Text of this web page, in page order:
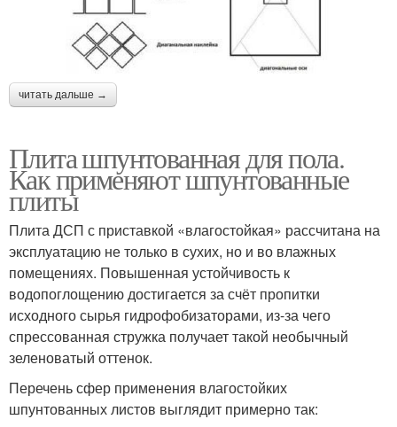
читать дальше →
Плита шпунтованная для пола.
Как применяют шпунтованные
плиты
Плита ДСП с приставкой «влагостойкая» рассчитана на
эксплуатацию не только в сухих, но и во влажных
помещениях. Повышенная устойчивость к
водопоглощению достигается за счёт пропитки
исходного сырья гидрофобизаторами, из-за чего
спрессованная стружка получает такой необычный
зеленоватый оттенок.
Перечень сфер применения влагостойких
шпунтованных листов выглядит примерно так: